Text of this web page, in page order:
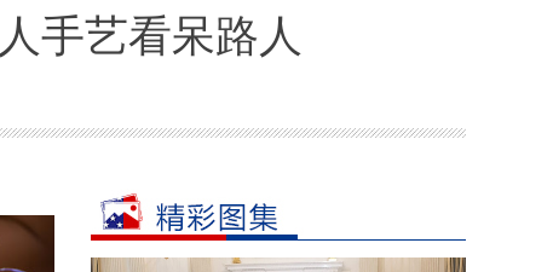
手艺看呆路人